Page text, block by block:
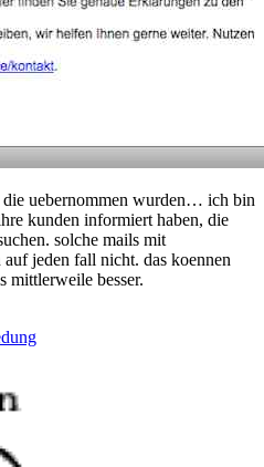
die uebernommen wurden… ich bin
kunden informiert haben, die
solche mails mit
jeden fall nicht. das koennen
mittlerweile besser.